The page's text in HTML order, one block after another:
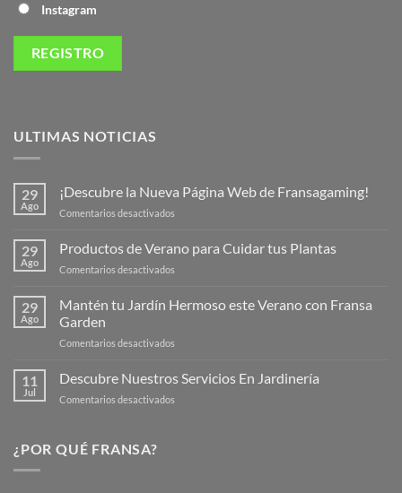
Instagram
ULTIMAS NOTICIAS
29
Ago
¡Descubre la Nueva Página Web de Fransagaming!
Comentarios desactivados
Nueva
de
29
Ago
Productos de Verano para Cuidar tus Plantas
Comentarios desactivados
de
Verano
Plantas
29
Ago
Mantén tu Jardín Hermoso este Verano con Fransa
Garden
Comentarios desactivados
tu
Jardín
11
Jul
Descubre Nuestros Servicios En Jardinería
Comentarios desactivados
¿POR QUÉ FRANSA?